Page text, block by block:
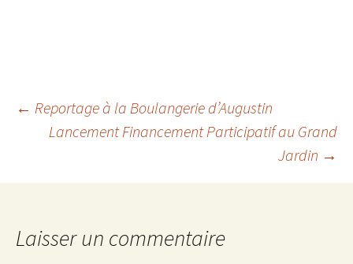
Navigation
← Reportage à la Boulangerie d’Augustin
Lancement Financement Participatif au Grand
Jardin →
Laisser un commentaire